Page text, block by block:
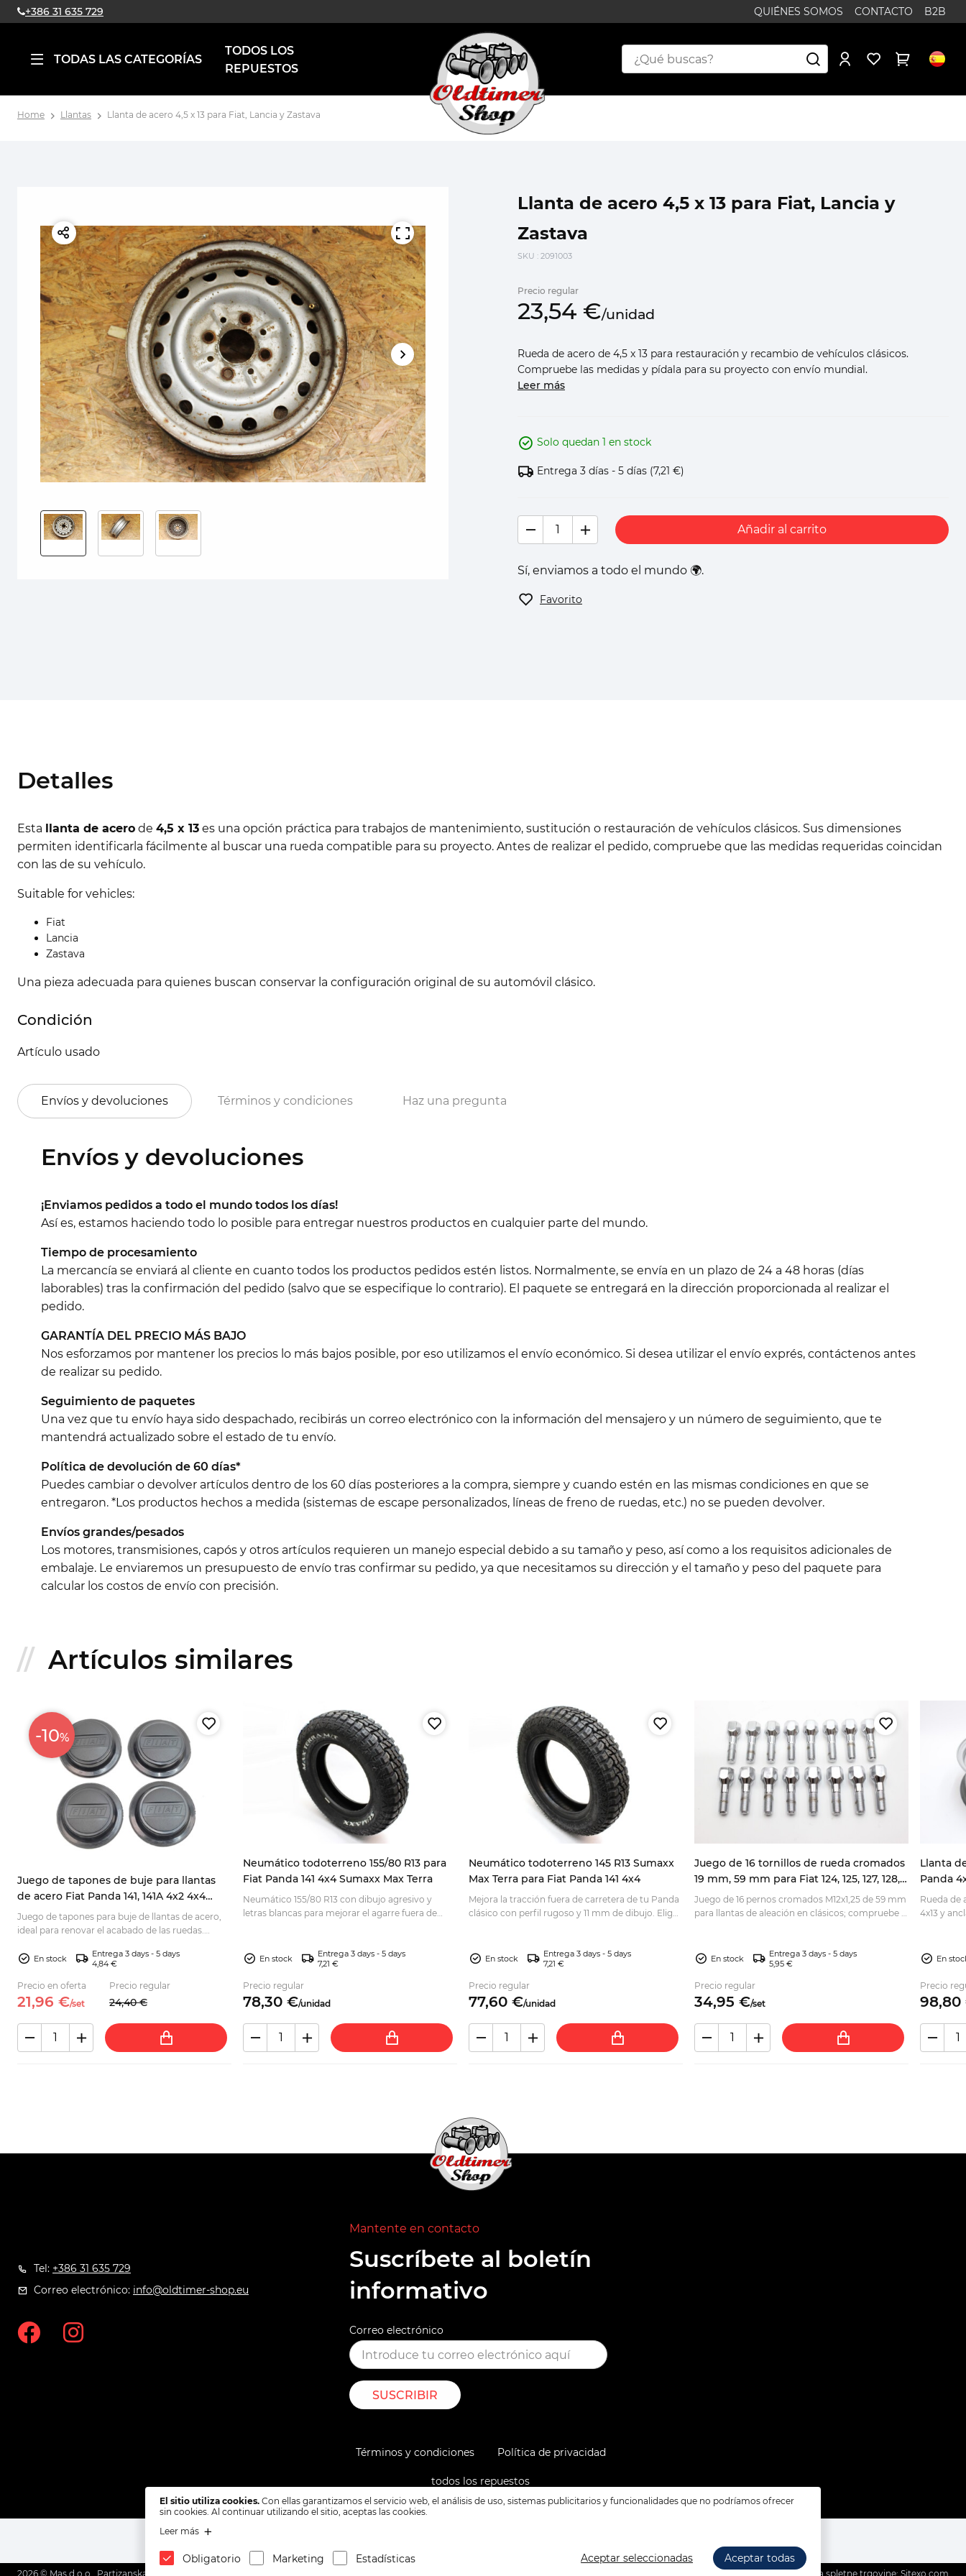
+386 31 635 729 QUIÉNES SOMOS CONTACTO B2B
TODAS LAS CATEGORÍAS
TODOS LOS
REPUESTOS
Home Llantas Llanta de acero 4,5 x 13 para Fiat, Lancia y Zastava
Llanta de acero 4,5 x 13 para Fiat, Lancia y
Zastava
SKU : 2091003
Precio regular
23,54 €/unidad
Rueda de acero de 4,5 x 13 para restauración y recambio de vehículos clásicos.
Compruebe las medidas y pídala para su proyecto con envío mundial.
Leer más
Solo quedan 1 en stock
Entrega 3 días - 5 días (7,21 €)
23, 54€
Añadir al carrito
Sí, enviamos a todo el mundo 🌍.
Favorito
Detalles
Esta llanta de acero de 4,5 x 13 es una opción práctica para trabajos de mantenimiento, sustitución o restauración de vehículos clásicos. Sus dimensiones
permiten identificarla fácilmente al buscar una rueda compatible para su proyecto. Antes de realizar el pedido, compruebe que las medidas requeridas coincidan
con las de su vehículo.
Suitable for vehicles:
Fiat
Lancia
Zastava
Una pieza adecuada para quienes buscan conservar la configuración original de su automóvil clásico.
Condición
Artículo usado
Envíos y devoluciones Términos y condiciones Haz una pregunta
Envíos y devoluciones
¡Enviamos pedidos a todo el mundo todos los días!
Así es, estamos haciendo todo lo posible para entregar nuestros productos en cualquier parte del mundo.
Tiempo de procesamiento
La mercancía se enviará al cliente en cuanto todos los productos pedidos estén listos. Normalmente, se envía en un plazo de 24 a 48 horas (días
laborables) tras la confirmación del pedido (salvo que se especifique lo contrario). El paquete se entregará en la dirección proporcionada al realizar el
pedido.
GARANTÍA DEL PRECIO MÁS BAJO
Nos esforzamos por mantener los precios lo más bajos posible, por eso utilizamos el envío económico. Si desea utilizar el envío exprés, contáctenos antes
de realizar su pedido.
Seguimiento de paquetes
Una vez que tu envío haya sido despachado, recibirás un correo electrónico con la información del mensajero y un número de seguimiento, que te
mantendrá actualizado sobre el estado de tu envío.
Política de devolución de 60 días*
Puedes cambiar o devolver artículos dentro de los 60 días posteriores a la compra, siempre y cuando estén en las mismas condiciones en que se
entregaron. *Los productos hechos a medida (sistemas de escape personalizados, líneas de freno de ruedas, etc.) no se pueden devolver.
Envíos grandes/pesados
Los motores, transmisiones, capós y otros artículos requieren un manejo especial debido a su tamaño y peso, así como a los requisitos adicionales de
embalaje. Le enviaremos un presupuesto de envío tras confirmar su pedido, ya que necesitamos su dirección y el tamaño y peso del paquete para
calcular los costos de envío con precisión.
Artículos similares
-10%
Juego de tapones de buje para llantas
de acero Fiat Panda 141, 141A 4x2 4x4
4432333
Juego de tapones para buje de llantas de acero,
ideal para renovar el acabado de las ruedas.
online.En stock
Entrega 3 days - 5 days
4,84 €
Precio en oferta
21,96 €/set
Precio regular
24,40 €
Neumático todoterreno 155/80 R13 para
Fiat Panda 141 4x4 Sumaxx Max Terra
Neumático 155/80 R13 con dibujo agresivo y
letras blancas para mejorar el agarre fuera de
En stock
Entrega 3 days - 5 days
7,21 €
Precio regular
78,30 €/unidad
Neumático todoterreno 145 R13 Sumaxx
Max Terra para Fiat Panda 141 4x4
Mejora la tracción fuera de carretera de tu Panda
clásico con perfil rugoso y 11 mm de dibujo. Elige
En stock
Entrega 3 days - 5 days
7,21 €
Precio regular
77,60 €/unidad
Juego de 16 tornillos de rueda cromados
19 mm, 59 mm para Fiat 124, 125, 127, 128,
131, 132 y A112
Juego de 16 pernos cromados M12x1,25 de 59 mm
para llantas de aleación en clásicos; compruebe la
En stock
Entrega 3 days - 5 days
5,95 €
Precio regular
34,95 €/set
Llanta
Panda
Rueda de
4x13 y
En
Precio
98,80
Tel: +386 31 635 729
Correo electrónico: info@oldtimer-shop.eu
Mantente en contacto
Suscríbete al boletín
informativo
Correo electrónico
SUSCRIBIR
Términos y condiciones Política de privacidad
todos los repuestos
2026 © Mas d.o.o., Partizanska cesta 82, 6210 Sežana, Slovenia. Izdelava spletne trgovine: Sitexo.com
El sitio utiliza cookies. Con ellas garantizamos el servicio web, el análisis de uso, sistemas publicitarios y funcionalidades que no podríamos ofrecer
sin cookies. Al continuar utilizando el sitio, aceptas las cookies.
Leer más
Obligatorio Marketing Estadísticas Aceptar seleccionadas Aceptar todas